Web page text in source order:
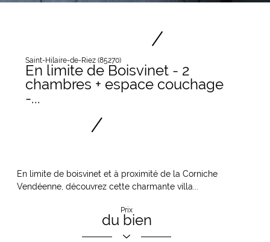
Saint-Hilaire-de-Riez (85270)
En limite de Boisvinet - 2
chambres + espace couchage
-...
En limite de boisvinet et à proximité de la Corniche
Vendéenne, découvrez cette charmante villa...
Prix
du bien